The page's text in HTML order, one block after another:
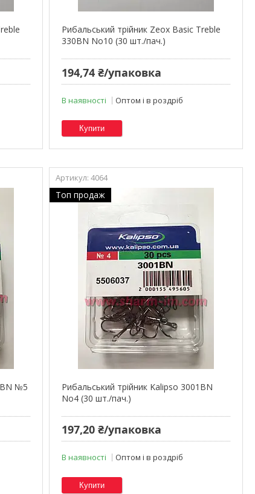
Рибальський трійник Zeox Basic Treble
330BN No10 (30 шт./пач.)
194,74 ₴/упаковка
В наявності Оптом і в роздріб
Купити
№5
4064
Топ продаж
Рибальський трійник Kalipso 3001BN
No4 (30 шт./пач.)
197,20 ₴/упаковка
В наявності Оптом і в роздріб
Купити